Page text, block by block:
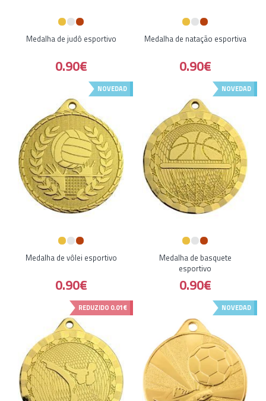
Medalha de judô esportivo
0.90€
Medalha de natação esportiva
0.90€
NOVEDAD
Medalha de vôlei esportivo
0.90€
NOVEDAD
Medalha de basquete
esportivo
0.90€
REDUZIDO 0.01€ NOVEDAD